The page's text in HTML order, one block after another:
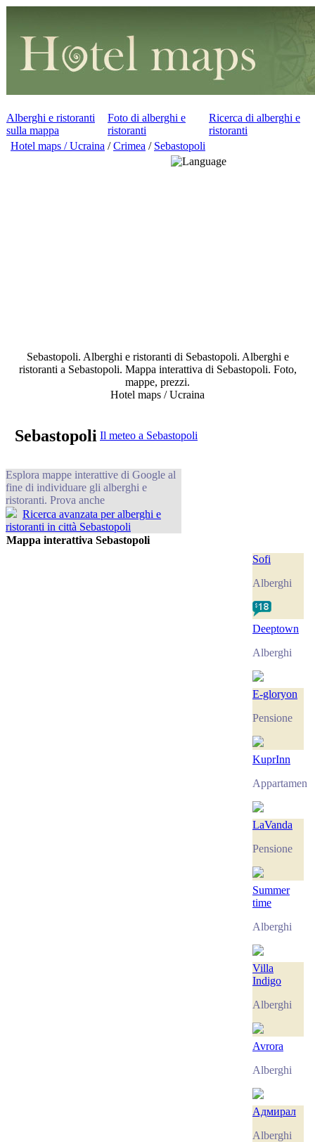
Alberghi e ristoranti
sulla mappa
Foto di alberghi e
ristoranti
Ricerca di alberghi e
ristoranti
Hotel maps / Ucraina /Crimea / Sebastopoli
Sebastopoli. Alberghi e ristoranti di Sebastopoli. Alberghi e
ristoranti a Sebastopoli. Mappa interattiva di Sebastopoli. Foto,
mappe, prezzi.
Hotel maps / Ucraina
Sebastopoli Il meteo a Sebastopoli
Esplora mappe interattive di Google al
fine di individuare gli alberghi e
ristoranti. Prova anche
Ricerca avanzata per alberghi e
ristoranti in città Sebastopoli
Mappa interattiva Sebastopoli
Sofi
Alberghi
Deeptown
Alberghi
E-gloryon
Pensione
KuprInn
Appartamento
LaVanda
Pensione
Summer
time
Alberghi
Villa
Indigo
Alberghi
Avrora
Alberghi
Адмирал
Alberghi